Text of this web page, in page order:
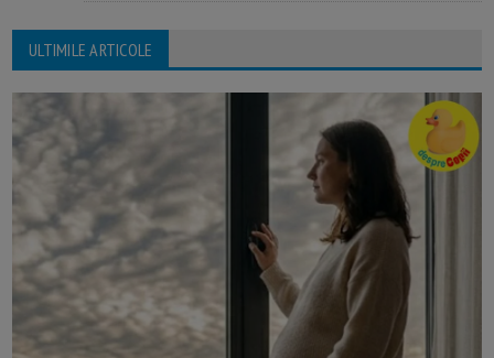
ULTIMILE ARTICOLE